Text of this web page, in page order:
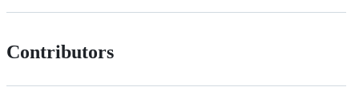
Contributors